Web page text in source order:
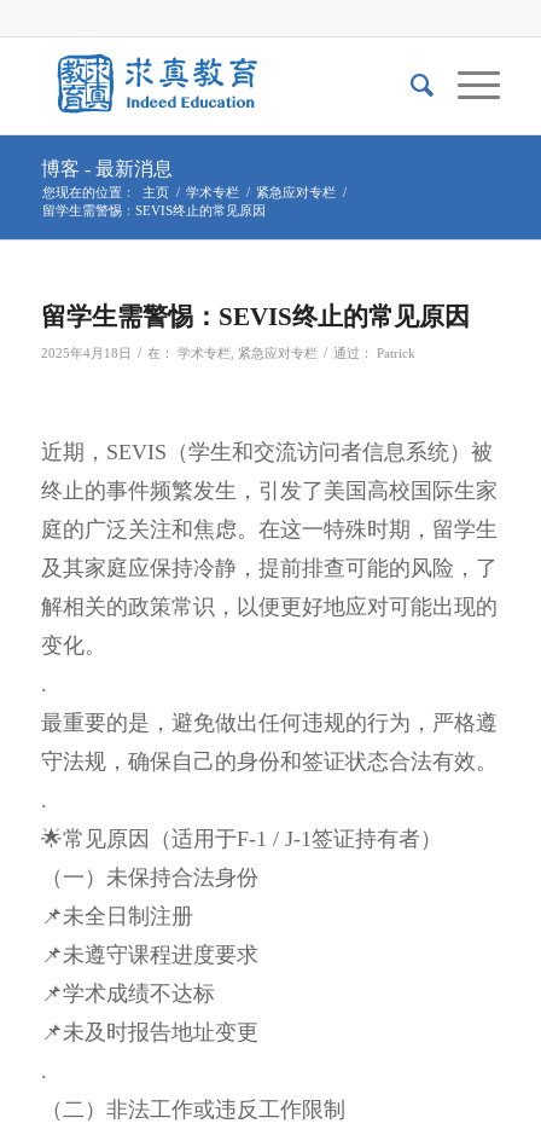
博客 - 最新消息
您现在的位置： 主页 / 学术专栏 / 紧急应对专栏 /
留学生需警惕：SEVIS终止的常见原因
留学生需警惕：SEVIS终止的常见原因
2025年4月18日 / 在： 学术专栏, 紧急应对专栏 / 通过： Patrick
近期，SEVIS（学生和交流访问者信息系统）被
终止的事件频繁发生，引发了美国高校国际生家
庭的广泛关注和焦虑。在这一特殊时期，留学生
及其家庭应保持冷静，提前排查可能的风险，了
解相关的政策常识，以便更好地应对可能出现的
变化。
.
最重要的是，避免做出任何违规的行为，严格遵
守法规，确保自己的身份和签证状态合法有效。
.
🌟常见原因（适用于F-1 / J-1签证持有者）
（一）未保持合法身份
📌未全日制注册
📌未遵守课程进度要求
📌学术成绩不达标
📌未及时报告地址变更
.
（二）非法工作或违反工作限制